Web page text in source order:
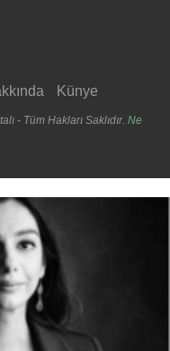
Künye
- Tüm Hakları Saklıdır. Ne